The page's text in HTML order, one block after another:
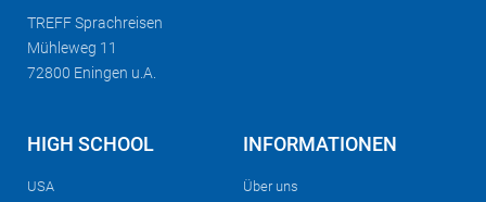
TREFFSprachreisen
Mühleweg 11
72800 Eningen u.A.
HIGH SCHOOL
USA
INFORMATIONEN
Über uns